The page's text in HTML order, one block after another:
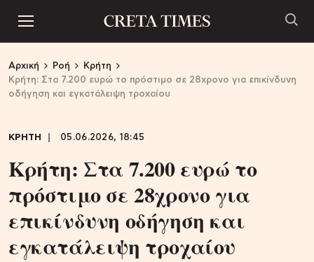
Αρχική Ροή
Κρήτη
Κρήτη: Στα 7.200 ευρώ το πρόστιμο σε 28χρονο για επικίνδυνη
οδήγηση και εγκατάλειψη τροχαίου
ΚΡΗΤΗ 05.06.2026, 18:45
Κρήτη: Στα 7.200 ευρώ το
πρόστιμο σε 28χρονο για
επικίνδυνη οδήγηση και
εγκατάλειψη τροχαίου